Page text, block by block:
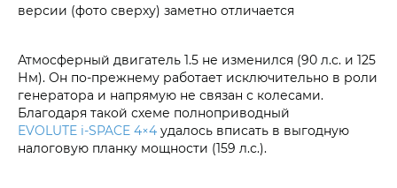
версии (фото сверху) заметно отличается
Атмосферный двигатель 1.5 не изменился (90 л.с. и 125
Нм). Он по-прежнему работает исключительно в роли
генератора и напрямую не связан с колесами.
Благодаря такой схеме полноприводный
EVOLUTE i‑SPACE 4×4 удалось вписать в выгодную
налоговую планку мощности (159 л.с.).